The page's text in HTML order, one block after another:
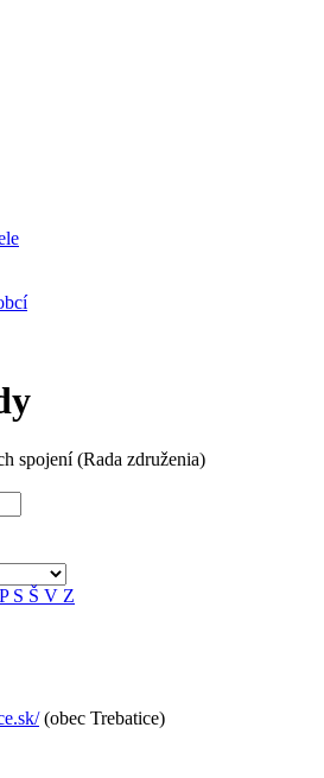
spojení (Rada združenia)
P S Š V Z
(obec Trebatice)